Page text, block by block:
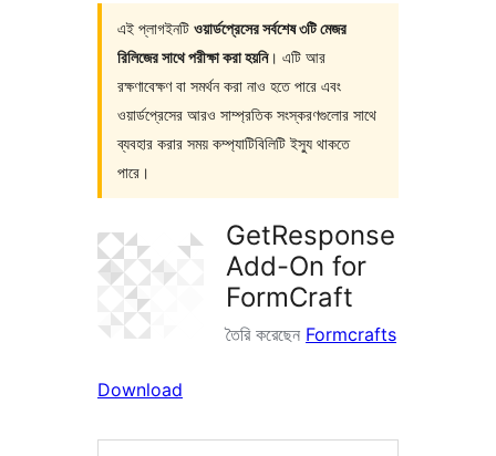
এই প্লাগইনটি ওয়ার্ডপ্রেসের সর্বশেষ ৩টি মেজর
রিলিজের সাথে পরীক্ষা করা হয়নি। এটি আর
রক্ষণাবেক্ষণ বা সমর্থন করা নাও হতে পারে এবং
ওয়ার্ডপ্রেসের আরও সাম্প্রতিক সংস্করণগুলোর সাথে
ব্যবহার করার সময় কম্প্যাটিবিলিটি ইস্যু থাকতে
পারে।
GetResponse
Add-On for
FormCraft
তৈরি করেছেন Formcrafts
Download